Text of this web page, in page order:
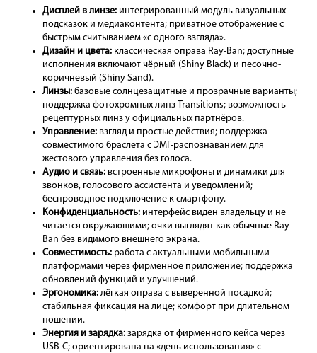
Дисплей в линзе: интегрированный модуль визуальных
подсказок и медиаконтента; приватное отображение с
быстрым считыванием «с одного взгляда».
Дизайн и цвета: классическая оправа Ray-Ban; доступные
исполнения включают чёрный (Shiny Black) и песочно-
коричневый (Shiny Sand).
Линзы: базовые солнцезащитные и прозрачные варианты;
поддержка фотохромных линз Transitions; возможность
рецептурных линз у официальных партнёров.
Управление: взгляд и простые действия; поддержка
совместимого браслета с ЭМГ-распознаванием для
жестового управления без голоса.
Аудио и связь: встроенные микрофоны и динамики для
звонков, голосового ассистента и уведомлений;
беспроводное подключение к смартфону.
Конфиденциальность: интерфейс виден владельцу и не
читается окружающими; очки выглядят как обычные Ray-
Ban без видимого внешнего экрана.
Совместимость: работа с актуальными мобильными
платформами через фирменное приложение; поддержка
обновлений функций и улучшений.
Эргономика: лёгкая оправа с выверенной посадкой;
стабильная фиксация на лице; комфорт при длительном
ношении.
Энергия и зарядка: зарядка от фирменного кейса через
USB-C; ориентирована на «день использования» с